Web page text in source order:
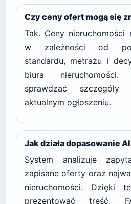
Czy ceny ofert mogą się
Tak. Ceny nieruchomości
w zależności od
standardu, metrażu i
biura
sprawdzać
aktualnym ogłoszeniu.
Jak działa dopasowanie
System analizuje
zapisane oferty oraz
nieruchomości. Dzięki
prezentować treść,